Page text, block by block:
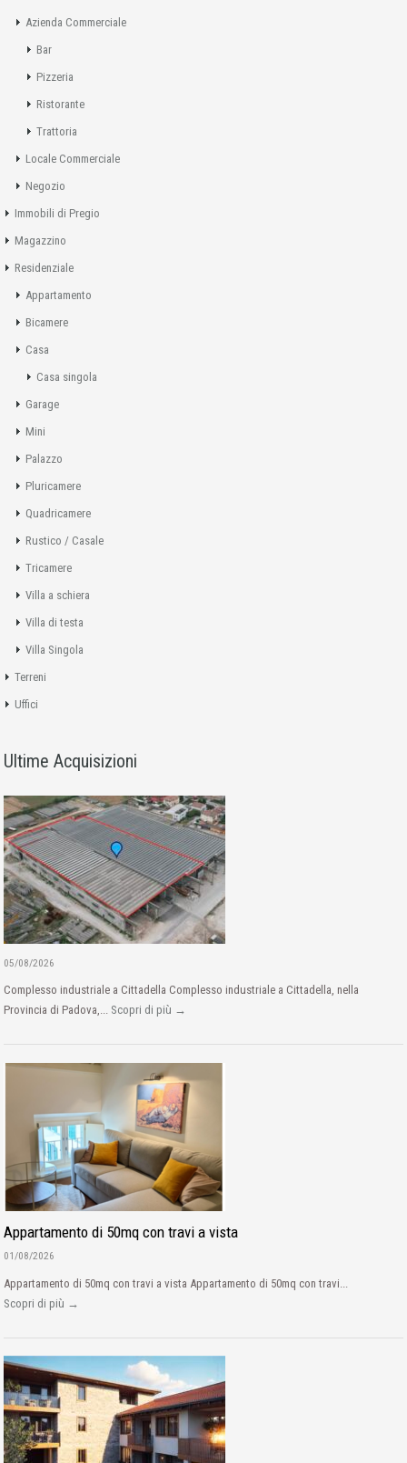
Azienda Commerciale
Bar
Pizzeria
Ristorante
Trattoria
Locale Commerciale
Negozio
Immobili di Pregio
Magazzino
Residenziale
Appartamento
Bicamere
Casa
Casa singola
Garage
Mini
Palazzo
Pluricamere
Quadricamere
Rustico / Casale
Tricamere
Villa a schiera
Villa di testa
Villa Singola
Terreni
Uffici
Ultime Acquisizioni
05/08/2026
Complesso industriale a Cittadella Complesso industriale a Cittadella, nella
Provincia di Padova,... Scopri di più →
Appartamento di 50mq con travi a vista
01/08/2026
Appartamento di 50mq con travi a vista Appartamento di 50mq con travi...
Scopri di più →